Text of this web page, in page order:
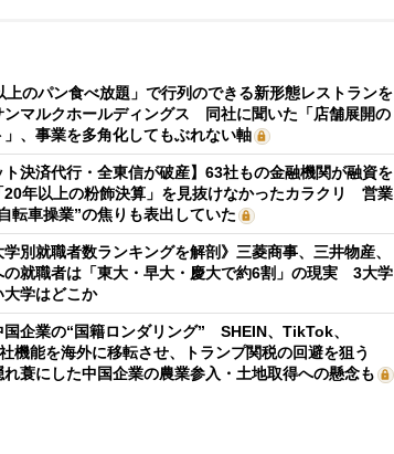
上のパン食べ放題」で行列のできる新形態レストランを
ンマルクホールディングス 同社に聞いた「店舗展開の
」、事業を多角化してもぶれない軸
ト決済代行・全東信が破産】63社もの金融機関が融資を
20年以上の粉飾決算」を見抜けなかったカラクリ 営業
転車操業”の焦りも表出していた
学別就職者数ランキングを解剖》三菱商事、三井物産、
の就職者は「東大・早大・慶大で約6割」の現実 3大学
大学はどこか
国企業の“国籍ロンダリング” SHEIN、TikTok、
機能を海外に移転させ、トランプ関税の回避を狙う
蓑にした中国企業の農業参入・土地取得への懸念も